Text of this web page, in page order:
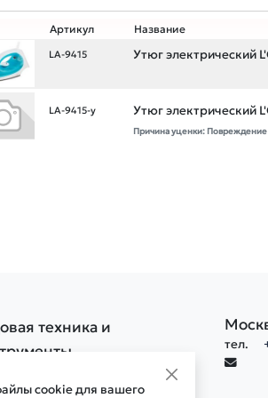
Артикул Название
LA-9415 Утюг электрический
LA-9415-у Утюг электрический
Причина уценки: Повреждение
cookie для вашего
техника и
тел.